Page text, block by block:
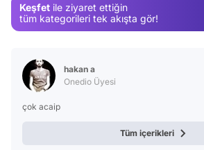
Keşfet ile ziyaret ettiğin
tüm kategorileri tek akışta gör!
hakan a
Onedio Üyesi
çok acaip
Tüm içerikleri